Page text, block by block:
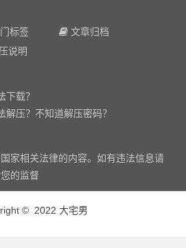
标签
文章归档
说明
下载？
压？不知道解压密码？
家相关法律的内容。如有违法信息请
的监督
© 2022 大宅男